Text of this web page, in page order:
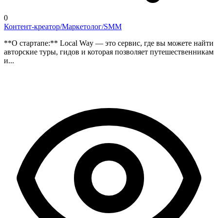
0
Контент-креатор/Маркетолог/SMM
**О стартапе:** Local Way — это сервис, где вы можете найти
авторские туры, гидов и которая позволяет путешественникам
и...